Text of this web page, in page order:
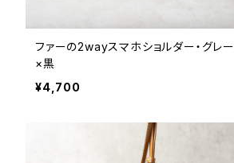
ファーの2wayスマホショルダー・グレー
×黒
¥4,700